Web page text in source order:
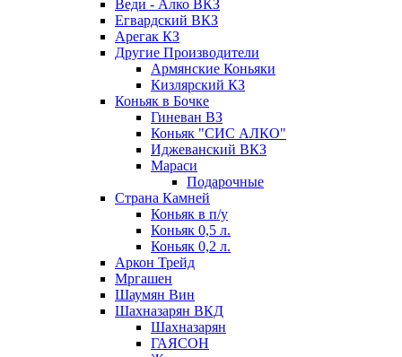
Веди - Алко ВКЗ
Егвардский ВКЗ
Арегак КЗ
Другие Производители
Армянские Коньяки
Кизлярский КЗ
Коньяк в Бочке
Гиневан ВЗ
Коньяк "СИС АЛКО"
Иджеванский ВКЗ
Мараси
Подарочные
Страна Камней
Коньяк в п/у
Коньяк 0,5 л.
Коньяк 0,2 л.
Аркон Трейд
Мргашен
Шаумян Вин
Шахназарян ВКД
Шахназарян
ГАЯСОН